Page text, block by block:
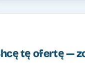
tę ofertę —